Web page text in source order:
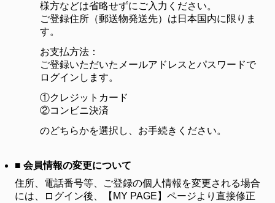
様方などは省略せずにご入力ください。
ご登録住所（郵送物発送先）は日本国内に限りま
す。
お支払方法：
ご登録いただいたメールアドレスとパスワードで
ログインします。
①クレジットカード
②コンビニ決済
のどちらかを選択し、お手続きください。
■ 会員情報の変更について
住所、電話番号等、ご登録の個人情報を変更される場合
には、ログイン後、【MY PAGE】ページより直接修正